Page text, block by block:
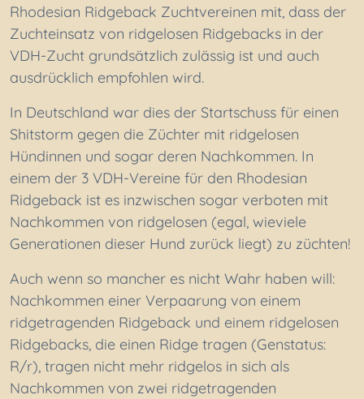
Rhodesian Ridgeback Zuchtvereinen mit, dass der
Zuchteinsatz von ridgelosen Ridgebacks in der
VDH-Zucht grundsätzlich zulässig ist und auch
ausdrücklich empfohlen wird.
In Deutschland war dies der Startschuss für einen
Shitstorm gegen die Züchter mit ridgelosen
Hündinnen und sogar deren Nachkommen. In
einem der 3 VDH-Vereine für den Rhodesian
Ridgeback ist es inzwischen sogar verboten mit
Nachkommen von ridgelosen (egal, wieviele
Generationen dieser Hund zurück liegt) zu züchten!
Auch wenn so mancher es nicht Wahr haben will:
Nachkommen einer Verpaarung von einem
ridgetragenden Ridgeback und einem ridgelosen
Ridgebacks, die einen Ridge tragen (Genstatus:
R/r), tragen nicht mehr ridgelos in sich als
Nachkommen von zwei ridgetragenden